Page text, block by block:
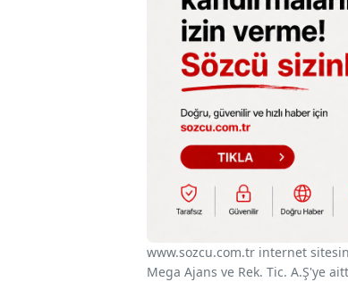
www.sozcu.com.tr internet
Mega Ajans ve Rek. Tic. A.Ş'ye